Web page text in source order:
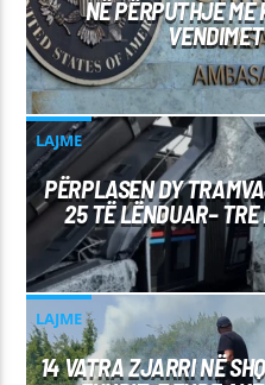
NË PËRPUTHJE ME
LAJME
PËRPLASEN DY
25 TË LËNDUAR–
LAJME
14 VATRA ZJARRI NË